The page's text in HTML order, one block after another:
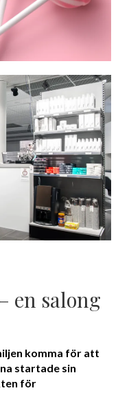
en salong
komma för att
startade sin
för